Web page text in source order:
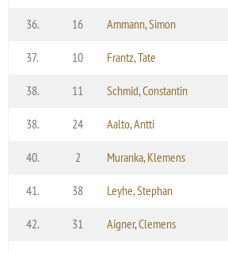
36. 16 Ammann, Simon
37. 10 Frantz, Tate
38. 11 Schmid, Constantin
38. 24 Aalto, Antti
40. 2 Muranka, Klemens
41. 38 Leyhe, Stephan
42. 31 Aigner, Clemens